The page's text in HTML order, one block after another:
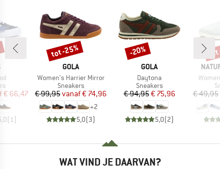
prijs
€ 66,47
(1)
MERK
GOLA
Artikel
Women's Harrier Mirror
Productgroep
Sneakers
Prijs
€ 99,95 Verlaagde prijs
vanaf€ 74,96
+2
5,0(3)
Korting
tot -25%
MERK
GOLA
Artikel
Daytona
Productgroep
Sneakers
Prijs
€ 94,95Verlaagde prijs
€ 75,96
5,0(2)
Korting
-20%
MERK
Artikel
€ 49,95
WAT VIND JE DAARVAN?